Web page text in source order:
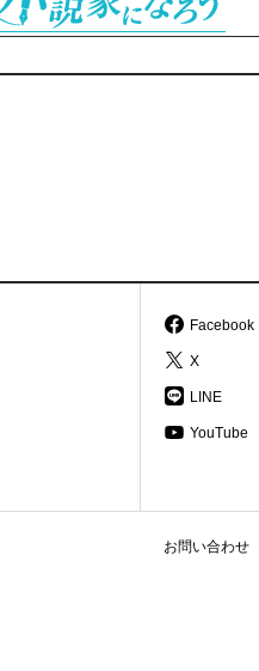
Facebook
X
LINE
YouTube
お問い合わせ